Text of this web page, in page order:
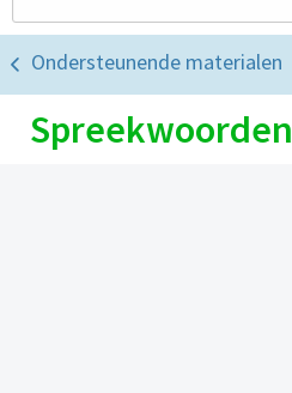
Ondersteunende materialen
Spreekwoorden